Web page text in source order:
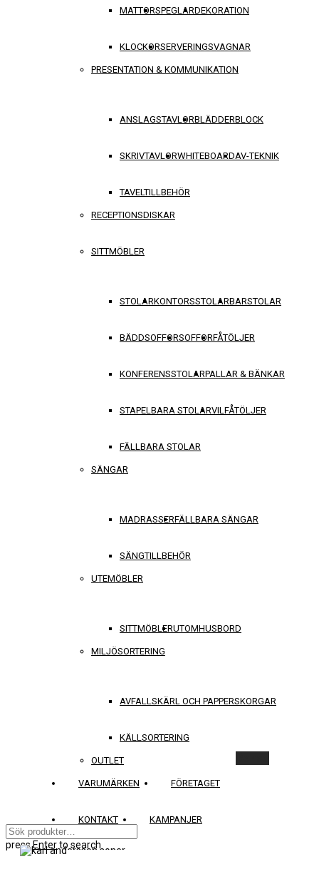
MATTORSPEGLARDEKORATION
KLOCKORSERVERINGSVAGNAR
PRESENTATION & KOMMUNIKATION
ANSLAGSTAVLORBLÄDDERBLOCK
SKRIVTAVLORWHITEBOARDAV-TEKNIK
TAVELTILLBEHÖR
RECEPTIONSDISKAR
SITTMÖBLER
STOLARKONTORSSTOLARBARSTOLAR
BÄDDSOFFORSOFFORFÅTÖLJER
KONFERENSSTOLARPALLAR & BÄNKAR
STAPELBARA STOLARVILFÅTÖLJER
FÄLLBARA STOLAR
SÄNGAR
MADRASSERFÄLLBARA SÄNGAR
SÄNGTILLBEHÖR
UTEMÖBLER
SITTMÖBLERUTOMHUSBORD
MILJÖSORTERING
AVFALLSKÄRL OCH PAPPERSKORGAR
KÄLLSORTERING
OUTLET
VARUMÄRKEN FÖRETAGET
KONTAKT KAMPANJER
pressEnterto search